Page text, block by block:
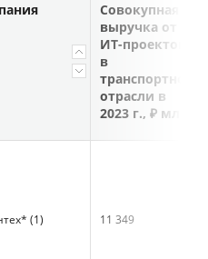
Совокупная
выручка от
ИТ-проектов
в
транспортной
отрасли в
2023 г., ₽ млн
(1) 11 349